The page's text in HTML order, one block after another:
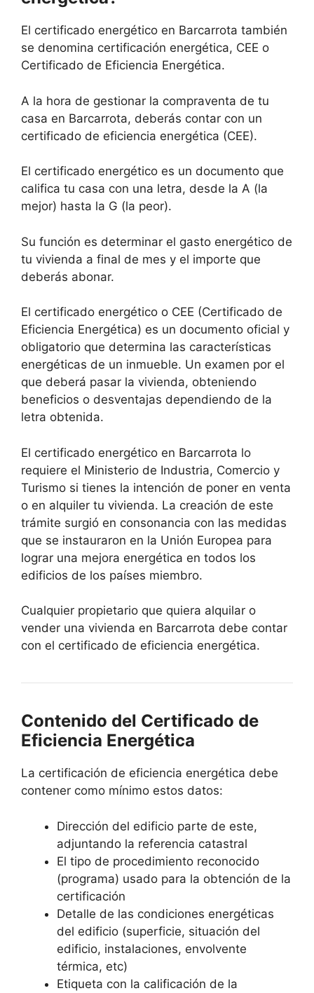
El certificado energético en Barcarrota también
se denomina certificación energética, CEE o
Certificado de Eficiencia Energética.
A la hora de gestionar la compraventa de tu
casa en Barcarrota, deberás contar con un
certificado de eficiencia energética (CEE).
El certificado energético es un documento que
califica tu casa con una letra, desde la A (la
mejor) hasta la G (la peor).
Su función es determinar el gasto energético de
tu vivienda a final de mes y el importe que
deberás abonar.
El certificado energético o CEE (Certificado de
Eficiencia Energética) es un documento oficial y
obligatorio que determina las características
energéticas de un inmueble. Un examen por el
que deberá pasar la vivienda, obteniendo
beneficios o desventajas dependiendo de la
letra obtenida.
El certificado energético en Barcarrota lo
requiere el Ministerio de Industria, Comercio y
Turismo si tienes la intención de poner en venta
o en alquiler tu vivienda. La creación de este
trámite surgió en consonancia con las medidas
que se instauraron en la Unión Europea para
lograr una mejora energética en todos los
edificios de los países miembro.
Cualquier propietario que quiera alquilar o
vender una vivienda en Barcarrota debe contar
con el certificado de eficiencia energética.
Contenido del Certificado de
Eficiencia Energética
La certificación de eficiencia energética debe
contener como mínimo estos datos:
Dirección del edificio parte de este,
adjuntando la referencia catastral
El tipo de procedimiento reconocido
(programa) usado para la obtención de la
certificación
Detalle de las condiciones energéticas
del edificio (superficie, situación del
edificio, instalaciones, envolvente
térmica, etc)
Etiqueta con la calificación de la